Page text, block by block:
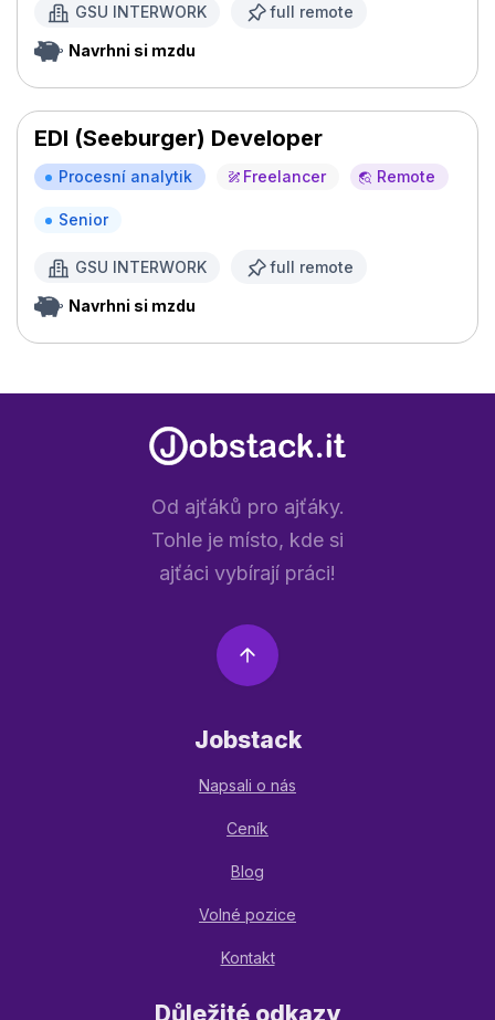
GSU INTERWORK full remote
Navrhni si mzdu
EDI (Seeburger) Developer
Procesní analytik Freelancer Remote
Senior
GSU INTERWORK full remote
Navrhni si mzdu
Od ajťáků pro ajťáky.
Tohle je místo, kde si
ajťáci vybírají práci!
Jobstack
Napsali o nás
Ceník
Blog
Volné pozice
Kontakt
Důležité odkazy